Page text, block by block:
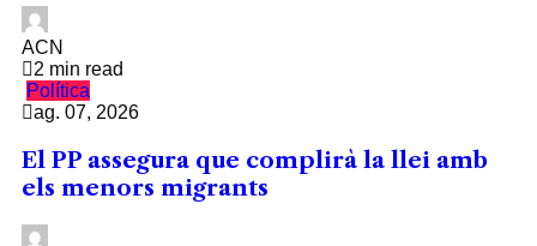
ACN
2 min read
Política
ag. 07, 2026
El PP assegura que complirà la llei amb
els menors migrants